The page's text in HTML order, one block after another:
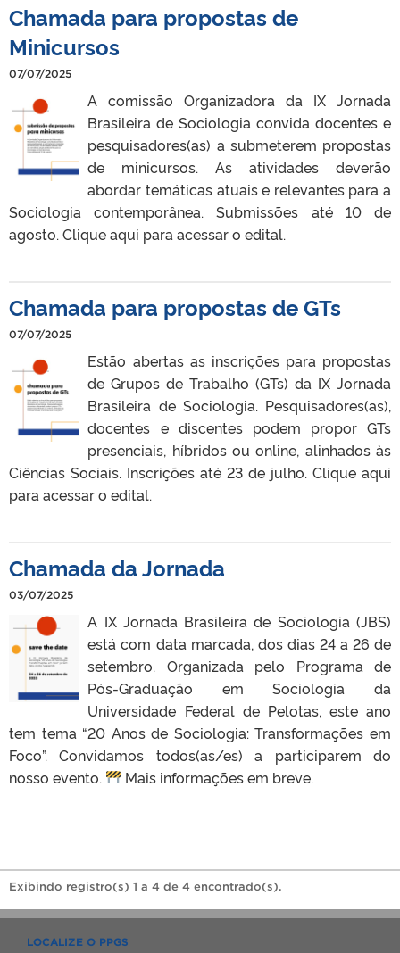
Chamada para propostas de
Minicursos
07/07/2025
A comissão Organizadora da IX Jornada
Brasileira de Sociologia convida docentes e
pesquisadores(as) a submeterem propostas
de minicursos. As atividades deverão
abordar temáticas atuais e relevantes para a
Sociologia contemporânea. Submissões até 10 de
agosto. Clique aqui para acessar o edital.
Chamada para propostas de GTs
07/07/2025
Estão abertas as inscrições para propostas
de Grupos de Trabalho (GTs) da IX Jornada
Brasileira de Sociologia. Pesquisadores(as),
docentes e discentes podem propor GTs
presenciais, híbridos ou online, alinhados às
Ciências Sociais. Inscrições até 23 de julho. Clique aqui
para acessar o edital.
Chamada da Jornada
03/07/2025
A IX Jornada Brasileira de Sociologia (JBS)
está com data marcada, dos dias 24 a 26 de
setembro. Organizada pelo Programa de
Pós-Graduação em Sociologia da
Universidade Federal de Pelotas, este ano
tem tema “20 Anos de Sociologia: Transformações em
Foco”. Convidamos todos(as/es) a participarem do
nosso evento.
Mais informações em breve.
Exibindo registro(s) 1 a 4 de 4 encontrado(s).
LOCALIZE O PPGS